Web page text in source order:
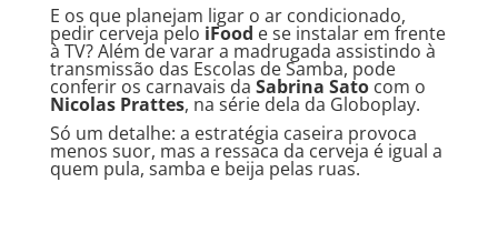
E os que planejam ligar o ar condicionado,
pedir cerveja pelo iFood e se instalar em frente
à TV? Além de varar a madrugada assistindo à
transmissão das Escolas de Samba, pode
conferir os carnavais da Sabrina Satocom o
Nicolas Prattes, na série dela da Globoplay.
Só um detalhe: a estratégia caseira provoca
menos suor, mas a ressaca da cerveja é igual a
quem pula, samba e beija pelas ruas.